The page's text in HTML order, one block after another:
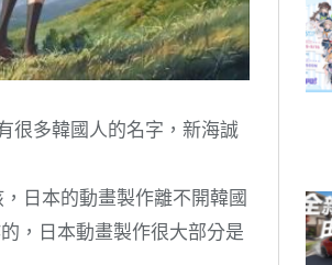
很多韓國人的名字，新海誠
日本的動畫製作離不開韓國
，日本動畫製作很大部分是